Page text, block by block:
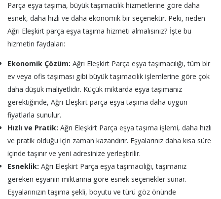
Parça eşya taşıma, büyük taşımacılık hizmetlerine göre daha
esnek, daha hızlı ve daha ekonomik bir seçenektir. Peki, neden
Ağrı Eleşkirt parça eşya taşıma hizmeti almalısınız? İşte bu
hizmetin faydaları:
Ekonomik Çözüm: Ağrı Eleşkirt Parça eşya taşımacılığı, tüm bir
ev veya ofis taşıması gibi büyük taşımacılık işlemlerine göre çok
daha düşük maliyetlidir. Küçük miktarda eşya taşımanız
gerektiğinde, Ağrı Eleşkirt parça eşya taşıma daha uygun
fiyatlarla sunulur.
Hızlı ve Pratik: Ağrı Eleşkirt Parça eşya taşıma işlemi, daha hızlı
ve pratik olduğu için zaman kazandırır. Eşyalarınız daha kısa süre
içinde taşınır ve yeni adresinize yerleştirilir.
Esneklik: Ağrı Eleşkirt Parça eşya taşımacılığı, taşımanız
gereken eşyanın miktarına göre esnek seçenekler sunar.
Eşyalarınızın taşıma şekli, boyutu ve türü göz önünde